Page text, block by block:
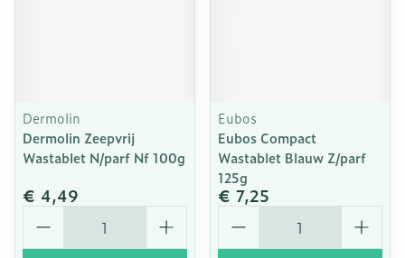
Dermolin
Dermolin Zeepvrij
Wastablet N/parf Nf 100g
€ 4,49
Aantal
Eubos
Eubos Compact
Wastablet Blauw Z/parf
125g
€ 7,25
Aantal